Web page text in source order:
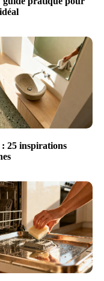
: 25 inspirations